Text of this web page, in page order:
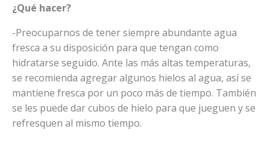
¿Qué hacer?
-Preocuparnos de tener siempre abundante agua
fresca a su disposición para que tengan como
hidratarse seguido. Ante las más altas temperaturas,
se recomienda agregar algunos hielos al agua, así se
mantiene fresca por un poco más de tiempo. También
se les puede dar cubos de hielo para que jueguen y se
refresquen al mismo tiempo.